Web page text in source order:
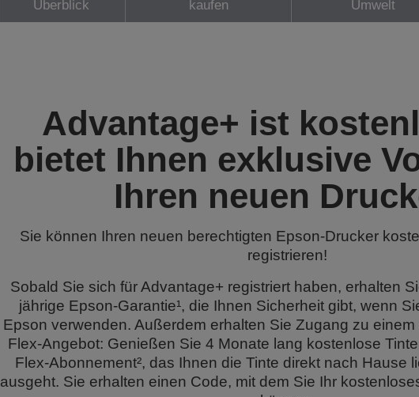
Überblick
kaufen
Umwelt
Advantage+ ist
bietet Ihnen exklusive
Ihren neuen
Sie können Ihren neuen berechtigten Epson-Drucker
registrieren!
Sobald Sie sich für Advantage+ registriert haben, erhalten
jährige Epson-Garantie¹, die Ihnen Sicherheit gibt, wenn
Epson verwenden. Außerdem erhalten Sie Zugang zu
Flex-Angebot: Genießen Sie 4 Monate lang kostenlose
Flex-Abonnement², das Ihnen die Tinte direkt nach Hause
ausgeht. Sie erhalten einen Code, mit dem Sie Ihr